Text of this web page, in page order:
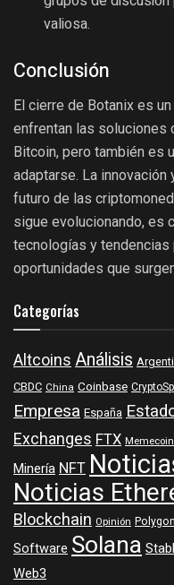
valiosa.
Conclusión
El cierre de Botanix es
enfrentan las soluciones
Bitcoin, pero también es
adaptarse. La
futuro de las
sigue evolucionando, es
tecnologías y tendencias
oportunidades que
Categorías
AltcoinsAnálisis
CBDC China Coinbase
Empresa España
ExchangesFTX
MineríaNFT
Noticias
Blockchain Opinión Polygon
Software Solana
Web3